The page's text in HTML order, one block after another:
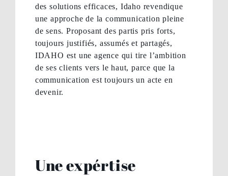
des solutions efficaces, Idaho revendique
une approche de la communication pleine
de sens. Proposant des partis pris forts,
toujours justifiés, assumés et partagés,
IDAHO est une agence qui tire l’ambition
de ses clients vers le haut, parce que la
communication est toujours un acte en
devenir.
Une expértise